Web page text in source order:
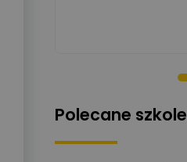
Piotr
Ekspert
Polecane